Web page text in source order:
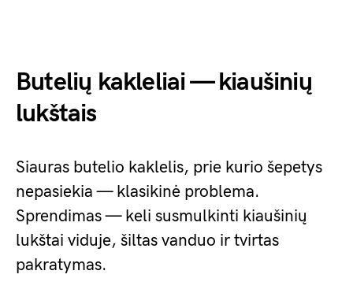
Butelių kakleliai — kiaušinių
lukštais
Siauras butelio kaklelis, prie kurio šepetys
nepasiekia — klasikinė problema.
Sprendimas — keli susmulkinti kiaušinių
lukštai viduje, šiltas vanduo ir tvirtas
pakratymas.